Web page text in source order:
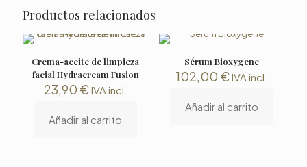
Productos relacionados
Crema-aceite de limpieza
facial Hydracream Fusion
23,90 €IVA incl.
Añadir al carrito
Sérum Bioxygene
102,00 €IVA incl.
Añadir al carrito